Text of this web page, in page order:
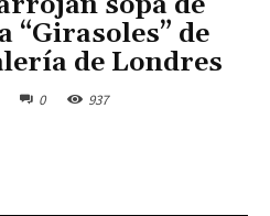
“Girasoles” de
de Londres
0 937